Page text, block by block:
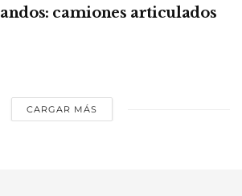
camiones articulados
CARGAR MÁS